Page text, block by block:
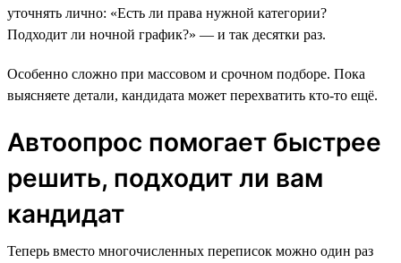
уточнять лично: «Есть ли права нужной категории?
Подходит ли ночной график?» — и так десятки раз.
Особенно сложно при массовом и срочном подборе. Пока
выясняете детали, кандидата может перехватить кто-то ещё.
Автоопрос помогает быстрее
решить, подходит ли вам
кандидат
Теперь вместо многочисленных переписок можно один раз